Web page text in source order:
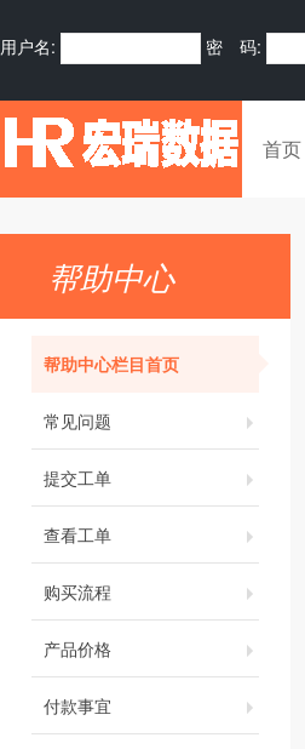
用户名: 密 码:
首页
帮助中心
帮助中心栏目首页
常见问题
提交工单
查看工单
购买流程
产品价格
付款事宜